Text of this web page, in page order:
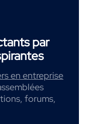
par
en entreprise
forums,